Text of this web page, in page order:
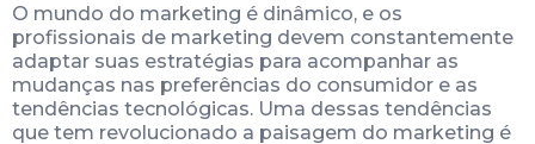
O mundo do marketing é dinâmico, e os
profissionais de marketing devem constantemente
adaptar suas estratégias para acompanhar as
mudanças nas preferências do consumidor e as
tendências tecnológicas. Uma dessas tendências
que tem revolucionado a paisagem do marketing é